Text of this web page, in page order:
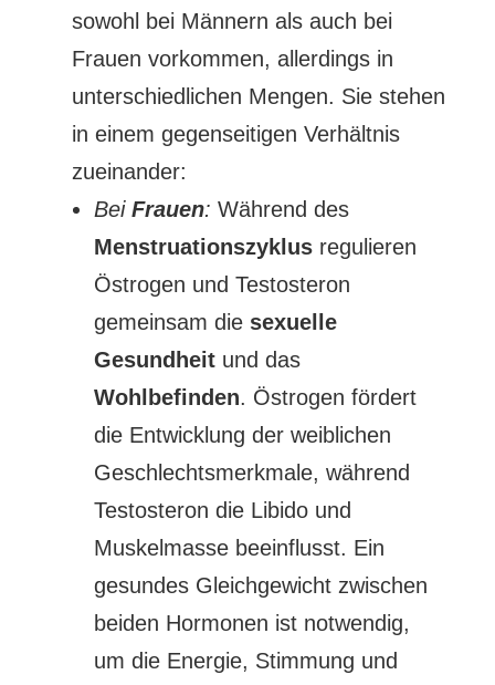
sowohl bei Männern als auch bei
Frauen vorkommen, allerdings in
unterschiedlichen Mengen. Sie stehen
in einem gegenseitigen Verhältnis
zueinander:
Bei Frauen: Während des
Menstruationszyklusregulieren
Östrogen und Testosteron
gemeinsam die sexuelle
Gesundheitund das
Wohlbefinden. Östrogen fördert
die Entwicklung der weiblichen
Geschlechtsmerkmale, während
Testosteron die Libido und
Muskelmasse beeinflusst. Ein
gesundes Gleichgewicht zwischen
beiden Hormonen ist notwendig,
um die Energie, Stimmung und